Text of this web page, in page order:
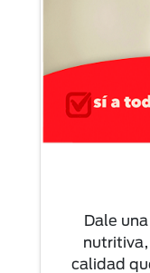
Dale
calidad